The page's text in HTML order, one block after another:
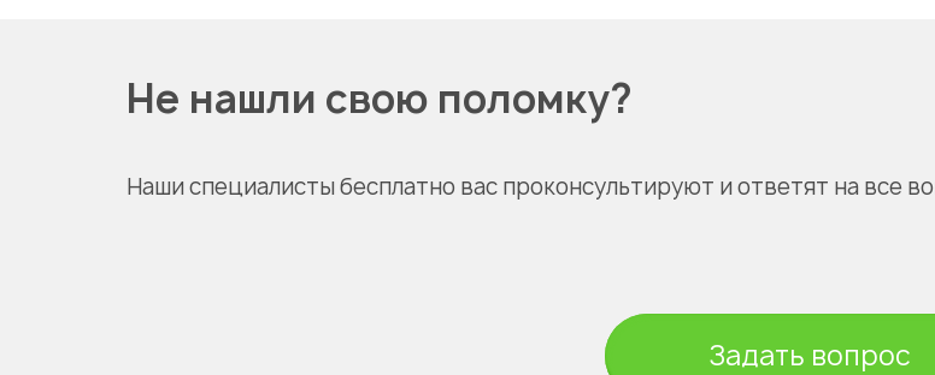
Не нашли свою поломку?
Наши специалисты бесплатно вас проконсультируют и ответят на все
Задать вопрос